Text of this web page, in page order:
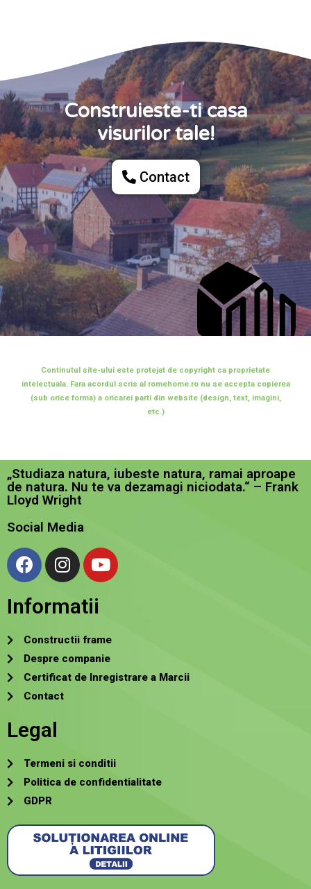
Construieste-ti casa
visurilor tale!
Contact
Continutul site-ului este protejat de copyright ca proprietate
intelectuala. Fara acordul scris al romehome.ro nu se accepta copierea
(sub orice forma) a oricarei parti din website (design, text, imagini,
etc.)
„Studiaza natura, iubeste natura, ramai aproape
de natura. Nu te va dezamagi niciodata.“ – Frank
Lloyd Wright
Social Media
Informatii
Constructii frame
Despre companie
Certificat de Inregistrare a Marcii
Contact
Legal
Termeni si conditii
Politica de confidentialitate
GDPR